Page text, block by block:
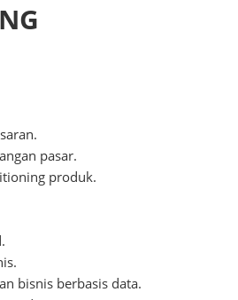
pasar.
produk.
bisnis berbasis data.